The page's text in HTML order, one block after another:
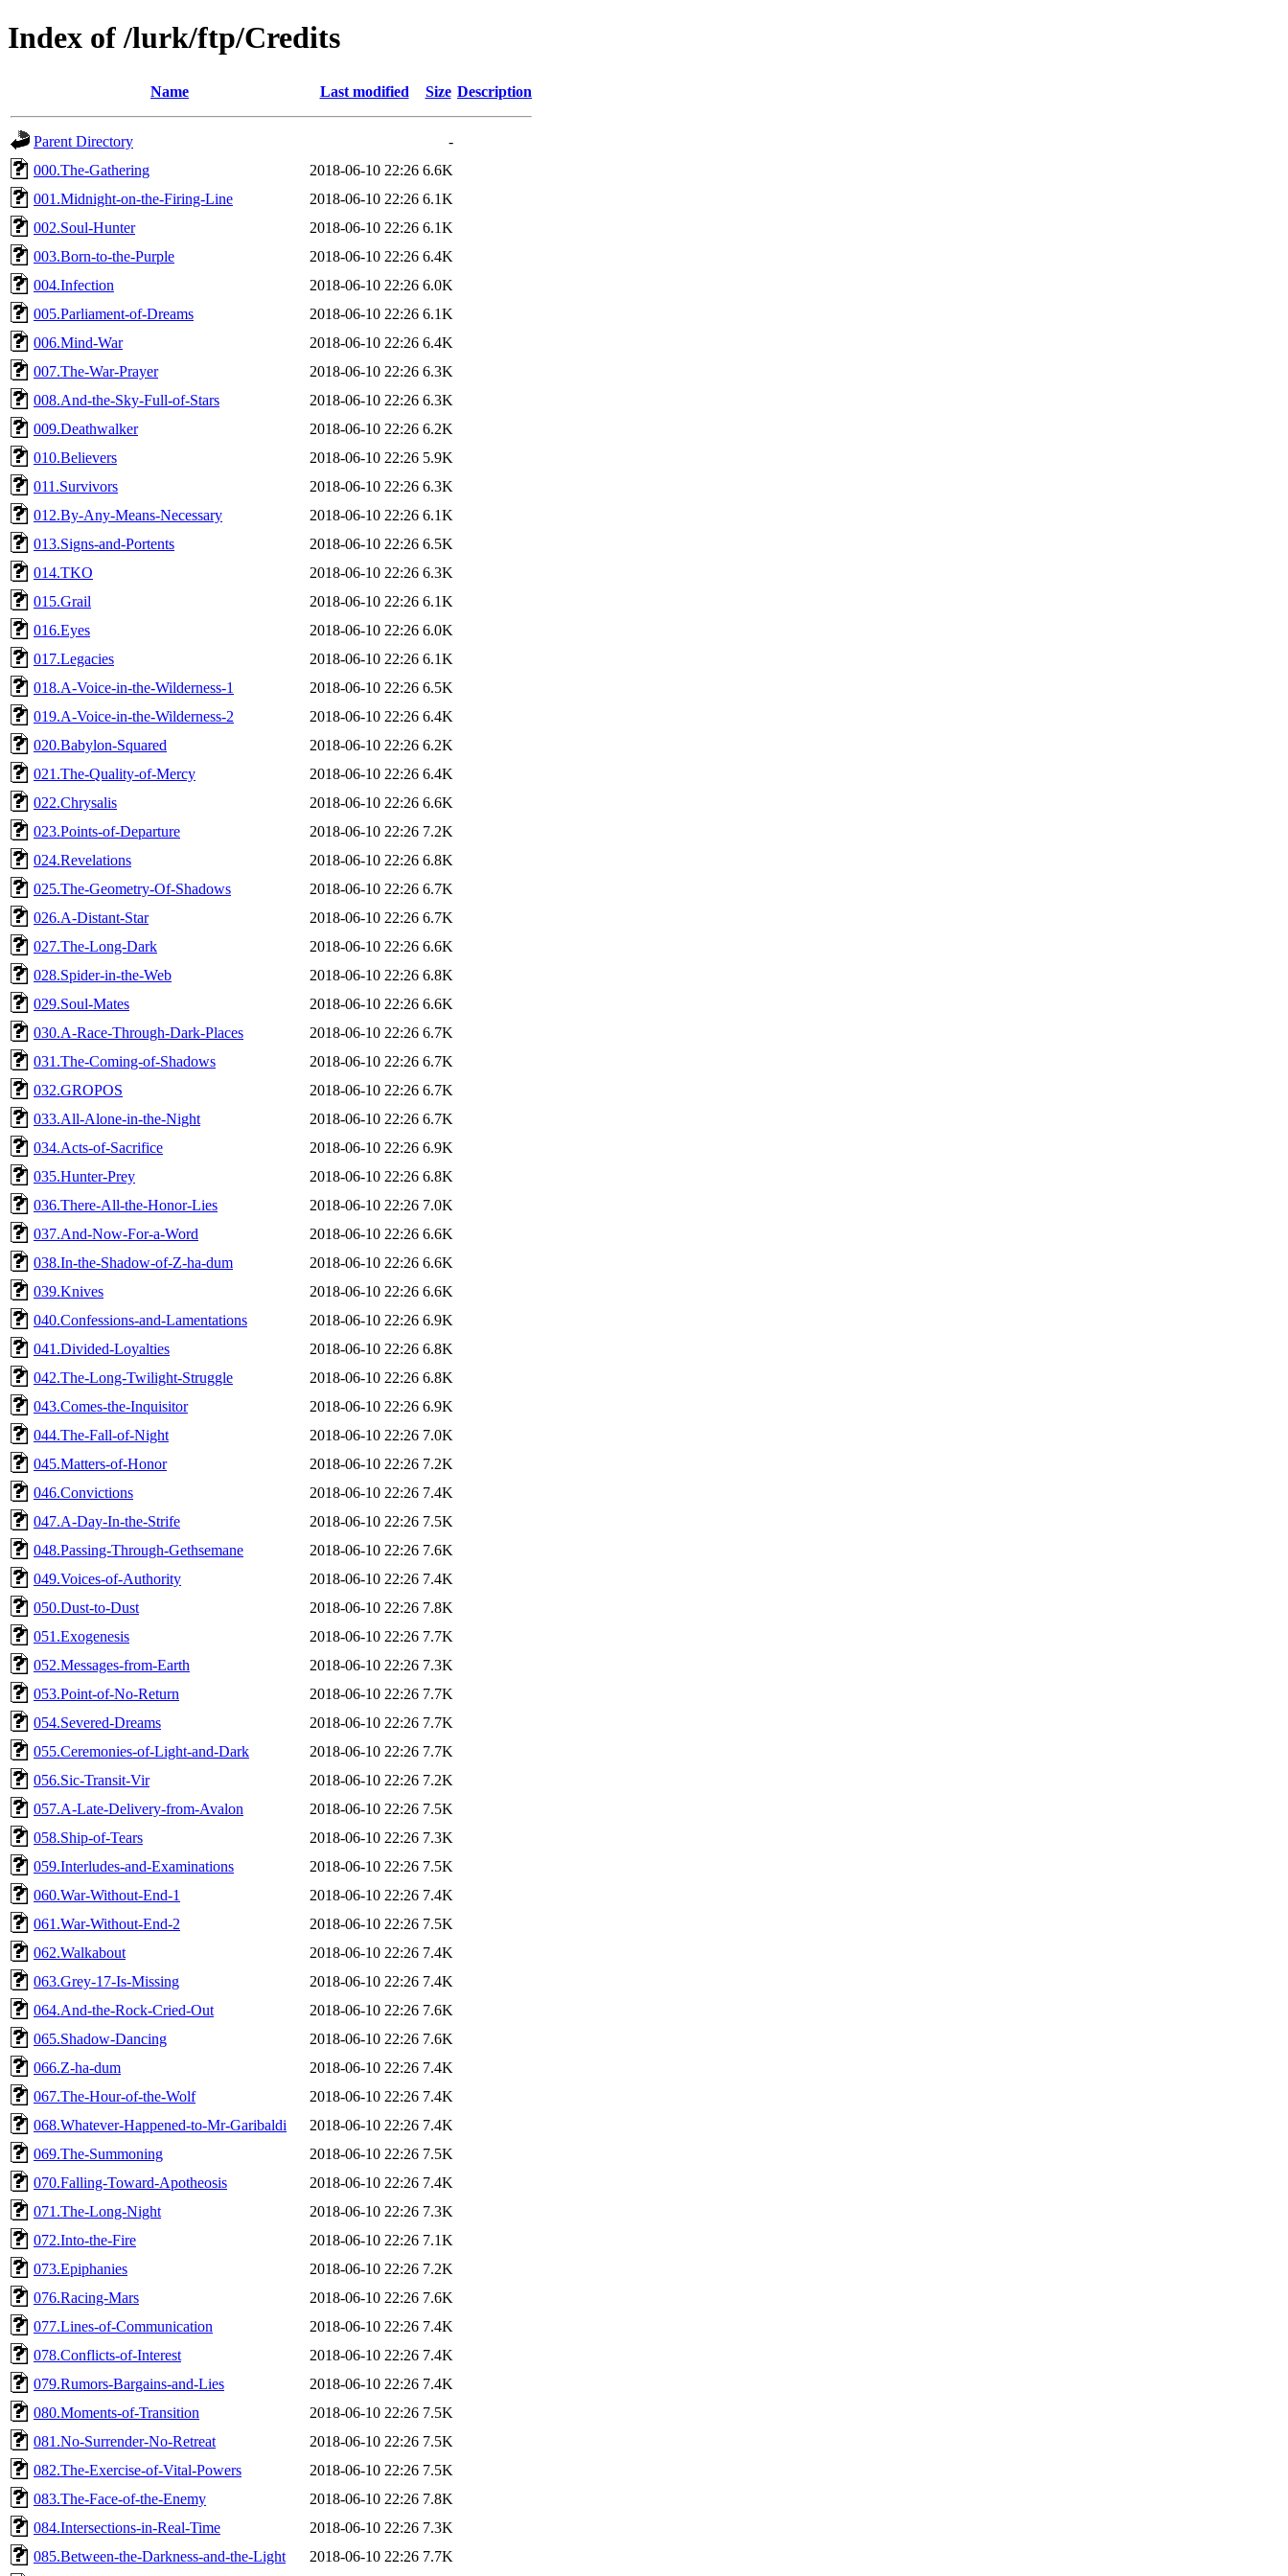
Index of /lurk/ftp/Credits
Name Last modified Size Description
Parent Directory
-
000.The-Gathering
2018-06-10 22:26 6.6K
001.Midnight-on-the-Firing-Line
2018-06-10 22:26 6.1K
002.Soul-Hunter
2018-06-10 22:26 6.1K
003.Born-to-the-Purple
2018-06-10 22:26 6.4K
004.Infection
2018-06-10 22:26 6.0K
005.Parliament-of-Dreams
2018-06-10 22:26 6.1K
006.Mind-War
2018-06-10 22:26 6.4K
007.The-War-Prayer
2018-06-10 22:26 6.3K
008.And-the-Sky-Full-of-Stars
2018-06-10 22:26 6.3K
009.Deathwalker
2018-06-10 22:26 6.2K
010.Believers
2018-06-10 22:26 5.9K
011.Survivors
2018-06-10 22:26 6.3K
012.By-Any-Means-Necessary
2018-06-10 22:26 6.1K
013.Signs-and-Portents
2018-06-10 22:26 6.5K
014.TKO
2018-06-10 22:26 6.3K
015.Grail
2018-06-10 22:26 6.1K
016.Eyes
2018-06-10 22:26 6.0K
017.Legacies
2018-06-10 22:26 6.1K
018.A-Voice-in-the-Wilderness-1
2018-06-10 22:26 6.5K
019.A-Voice-in-the-Wilderness-2
2018-06-10 22:26 6.4K
020.Babylon-Squared
2018-06-10 22:26 6.2K
021.The-Quality-of-Mercy
2018-06-10 22:26 6.4K
022.Chrysalis
2018-06-10 22:26 6.6K
023.Points-of-Departure
2018-06-10 22:26 7.2K
024.Revelations
2018-06-10 22:26 6.8K
025.The-Geometry-Of-Shadows
2018-06-10 22:26 6.7K
026.A-Distant-Star
2018-06-10 22:26 6.7K
027.The-Long-Dark
2018-06-10 22:26 6.6K
028.Spider-in-the-Web
2018-06-10 22:26 6.8K
029.Soul-Mates
2018-06-10 22:26 6.6K
030.A-Race-Through-Dark-Places
2018-06-10 22:26 6.7K
031.The-Coming-of-Shadows
2018-06-10 22:26 6.7K
032.GROPOS
2018-06-10 22:26 6.7K
033.All-Alone-in-the-Night
2018-06-10 22:26 6.7K
034.Acts-of-Sacrifice
2018-06-10 22:26 6.9K
035.Hunter-Prey
2018-06-10 22:26 6.8K
036.There-All-the-Honor-Lies
2018-06-10 22:26 7.0K
037.And-Now-For-a-Word
2018-06-10 22:26 6.6K
038.In-the-Shadow-of-Z-ha-dum
2018-06-10 22:26 6.6K
039.Knives
2018-06-10 22:26 6.6K
040.Confessions-and-Lamentations
2018-06-10 22:26 6.9K
041.Divided-Loyalties
2018-06-10 22:26 6.8K
042.The-Long-Twilight-Struggle
2018-06-10 22:26 6.8K
043.Comes-the-Inquisitor
2018-06-10 22:26 6.9K
044.The-Fall-of-Night
2018-06-10 22:26 7.0K
045.Matters-of-Honor
2018-06-10 22:26 7.2K
046.Convictions
2018-06-10 22:26 7.4K
047.A-Day-In-the-Strife
2018-06-10 22:26 7.5K
048.Passing-Through-Gethsemane
2018-06-10 22:26 7.6K
049.Voices-of-Authority
2018-06-10 22:26 7.4K
050.Dust-to-Dust
2018-06-10 22:26 7.8K
051.Exogenesis
2018-06-10 22:26 7.7K
052.Messages-from-Earth
2018-06-10 22:26 7.3K
053.Point-of-No-Return
2018-06-10 22:26 7.7K
054.Severed-Dreams
2018-06-10 22:26 7.7K
055.Ceremonies-of-Light-and-Dark
2018-06-10 22:26 7.7K
056.Sic-Transit-Vir
2018-06-10 22:26 7.2K
057.A-Late-Delivery-from-Avalon
2018-06-10 22:26 7.5K
058.Ship-of-Tears
2018-06-10 22:26 7.3K
059.Interludes-and-Examinations
2018-06-10 22:26 7.5K
060.War-Without-End-1
2018-06-10 22:26 7.4K
061.War-Without-End-2
2018-06-10 22:26 7.5K
062.Walkabout
2018-06-10 22:26 7.4K
063.Grey-17-Is-Missing
2018-06-10 22:26 7.4K
064.And-the-Rock-Cried-Out
2018-06-10 22:26 7.6K
065.Shadow-Dancing
2018-06-10 22:26 7.6K
066.Z-ha-dum
2018-06-10 22:26 7.4K
067.The-Hour-of-the-Wolf
2018-06-10 22:26 7.4K
068.Whatever-Happened-to-Mr-Garibaldi
2018-06-10 22:26 7.4K
069.The-Summoning
2018-06-10 22:26 7.5K
070.Falling-Toward-Apotheosis
2018-06-10 22:26 7.4K
071.The-Long-Night
2018-06-10 22:26 7.3K
072.Into-the-Fire
2018-06-10 22:26 7.1K
073.Epiphanies
2018-06-10 22:26 7.2K
076.Racing-Mars
2018-06-10 22:26 7.6K
077.Lines-of-Communication
2018-06-10 22:26 7.4K
078.Conflicts-of-Interest
2018-06-10 22:26 7.4K
079.Rumors-Bargains-and-Lies
2018-06-10 22:26 7.4K
080.Moments-of-Transition
2018-06-10 22:26 7.5K
081.No-Surrender-No-Retreat
2018-06-10 22:26 7.5K
082.The-Exercise-of-Vital-Powers
2018-06-10 22:26 7.5K
083.The-Face-of-the-Enemy
2018-06-10 22:26 7.8K
084.Intersections-in-Real-Time
2018-06-10 22:26 7.3K
085.Between-the-Darkness-and-the-Light
2018-06-10 22:26 7.7K